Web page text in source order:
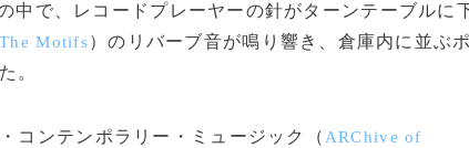
中で、レコードプレーヤーの針がターンテーブルに
The Motifs）のリバーブ音が鳴り響き、倉庫内に並ぶ
。
コンテンポラリー・ミュージック（ ARChive of